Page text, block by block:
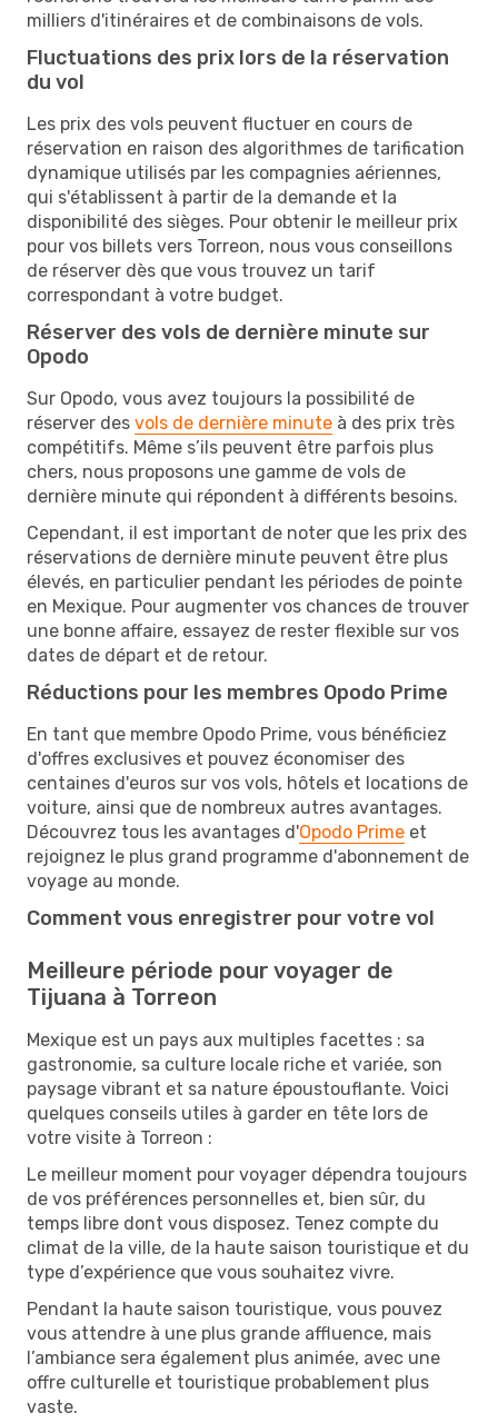
milliers d'itinéraires et de combinaisons de vols.
Fluctuations des prix lors de la réservation
du vol
Les prix des vols peuvent fluctuer en cours de
réservation en raison des algorithmes de tarification
dynamique utilisés par les compagnies aériennes,
qui s'établissent à partir de la demande et la
disponibilité des sièges. Pour obtenir le meilleur prix
pour vos billets vers Torreon, nous vous conseillons
de réserver dès que vous trouvez un tarif
correspondant à votre budget.
Réserver des vols de dernière minute sur
Opodo
Sur Opodo, vous avez toujours la possibilité de
réserver des vols de dernière minute à des prix très
compétitifs. Même s’ils peuvent être parfois plus
chers, nous proposons une gamme de vols de
dernière minute qui répondent à différents besoins.
Cependant, il est important de noter que les prix des
réservations de dernière minute peuvent être plus
élevés, en particulier pendant les périodes de pointe
en Mexique. Pour augmenter vos chances de trouver
une bonne affaire, essayez de rester flexible sur vos
dates de départ et de retour.
Réductions pour les membres Opodo Prime
En tant que membre Opodo Prime, vous bénéficiez
d'offres exclusives et pouvez économiser des
centaines d'euros sur vos vols, hôtels et locations de
voiture, ainsi que de nombreux autres avantages.
Découvrez tous les avantages d'Opodo Prime et
rejoignez le plus grand programme d'abonnement de
voyage au monde.
Comment vous enregistrer pour votre vol
Meilleure période pour voyager de
Tijuana à Torreon
Mexique est un pays aux multiples facettes : sa
gastronomie, sa culture locale riche et variée, son
paysage vibrant et sa nature époustouflante. Voici
quelques conseils utiles à garder en tête lors de
votre visite à Torreon :
Le meilleur moment pour voyager dépendra toujours
de vos préférences personnelles et, bien sûr, du
temps libre dont vous disposez. Tenez compte du
climat de la ville, de la haute saison touristique et du
type d’expérience que vous souhaitez vivre.
Pendant la haute saison touristique, vous pouvez
vous attendre à une plus grande affluence, mais
l’ambiance sera également plus animée, avec une
offre culturelle et touristique probablement plus
vaste.